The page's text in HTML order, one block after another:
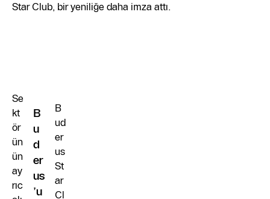
Star Club, bir yeniliğe daha imza attı.
Se
kt
ör
ün
ün
ay
rıc
B
u
d
er
us
’u
B
ud
er
us
St
ar
Cl